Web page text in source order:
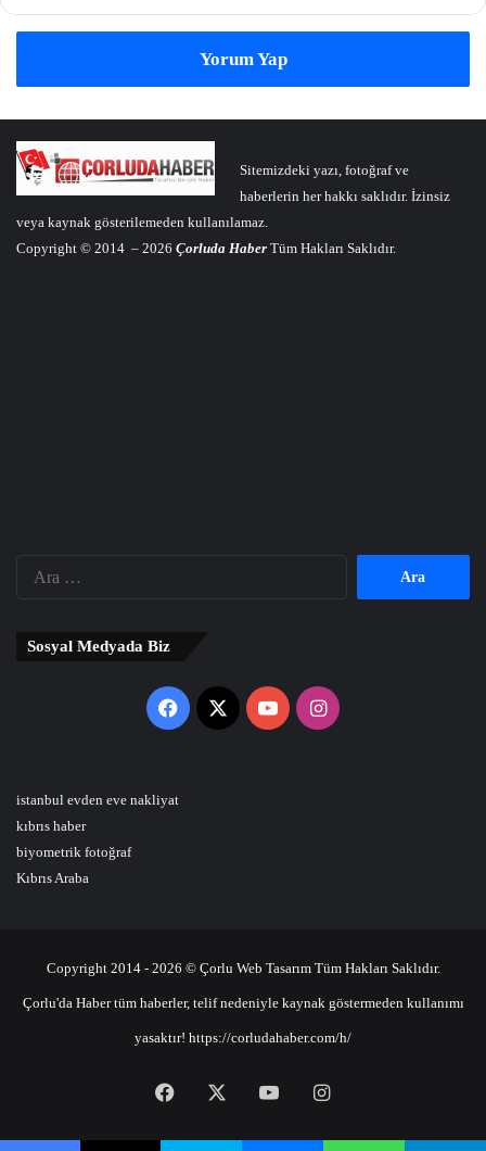
Yorum Yap
Sitemizdeki yazı, fotoğraf ve
haberlerin her hakkı saklıdır. İzinsiz
veya kaynak gösterilemeden kullanılamaz.
Copyright © 2014 – 2026 Çorluda Haber Tüm Hakları Saklıdır.
Sosyal Medyada Biz
Facebook
X YouTubeInstagram
istanbul evden eve nakliyat
kıbrıs haber
biyometrik fotoğraf
Kıbrıs Araba
Copyright 2014 - 2026 © Çorlu Web Tasarım Tüm Hakları Saklıdır.
Çorlu'da Haber tüm haberler, telif nedeniyle kaynak göstermeden kullanımı
yasaktır! https://corludahaber.com/h/
Facebook YouTubeInstagram